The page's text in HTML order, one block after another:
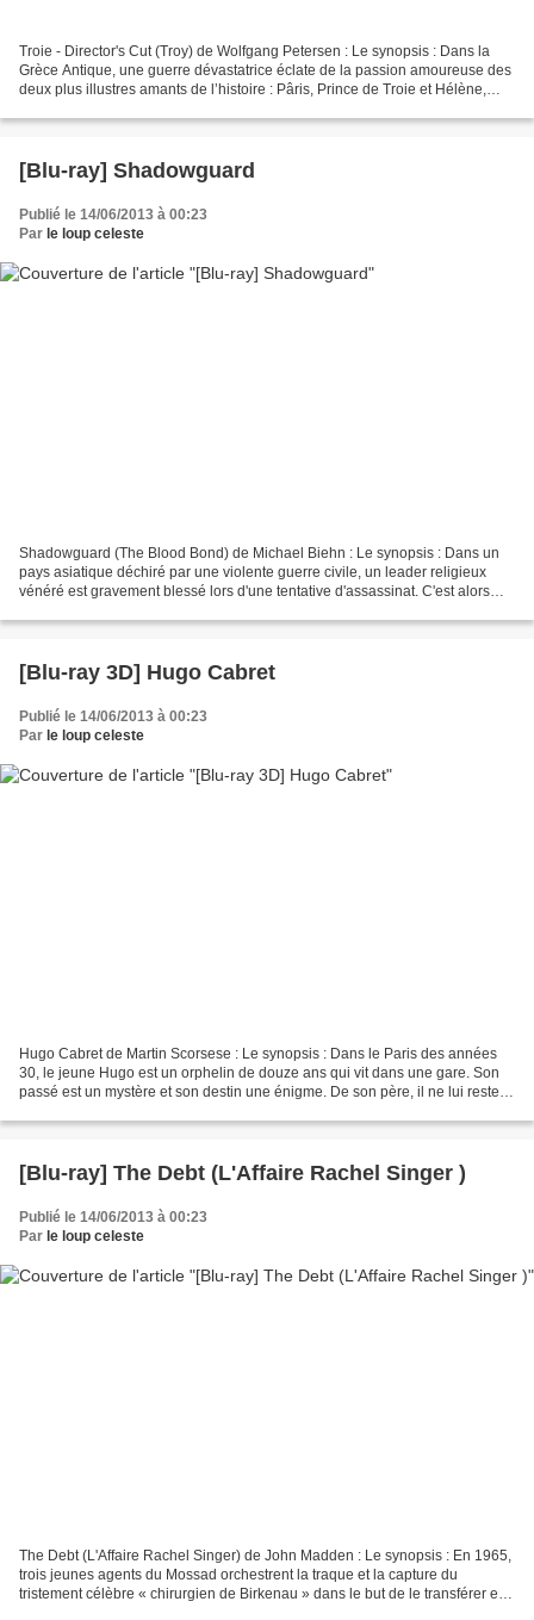
Troie - Director's Cut (Troy) de Wolfgang Petersen : Le synopsis : Dans la
Grèce Antique, une guerre dévastatrice éclate de la passion amoureuse des
deux plus illustres amants de l’histoire : Pâris, Prince de Troie et Hélène,
[Blu-ray] Shadowguard
Publié le 14/06/2013 à 00:23
Par le loup celeste
Shadowguard (The Blood Bond) de Michael Biehn : Le synopsis : Dans un
pays asiatique déchiré par une violente guerre civile, un leader religieux
vénéré est gravement blessé lors d'une tentative d'assassinat. C'est alors
[Blu-ray 3D] Hugo Cabret
Publié le 14/06/2013 à 00:23
Par le loup celeste
Hugo Cabret de Martin Scorsese : Le synopsis : Dans le Paris des années
30, le jeune Hugo est un orphelin de douze ans qui vit dans une gare. Son
passé est un mystère et son destin une énigme. De son père, il ne lui reste
[Blu-ray] The Debt (L'Affaire Rachel Singer )
Publié le 14/06/2013 à 00:23
Par le loup celeste
The Debt (L'Affaire Rachel Singer) de John Madden : Le synopsis : En 1965,
trois jeunes agents du Mossad orchestrent la traque et la capture du
tristement célèbre « chirurgien de Birkenau » dans le but de le transférer en